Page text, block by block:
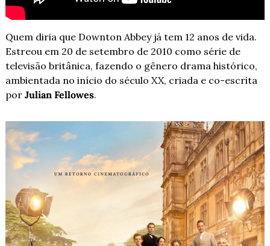
Quem diria que Downton Abbey já tem 12 anos de vida.
Estreou em 20 de setembro de 2010 como série de
televisão britânica, fazendo o gênero drama histórico,
ambientada no início do século XX, criada e co-escrita
por Julian Fellowes.